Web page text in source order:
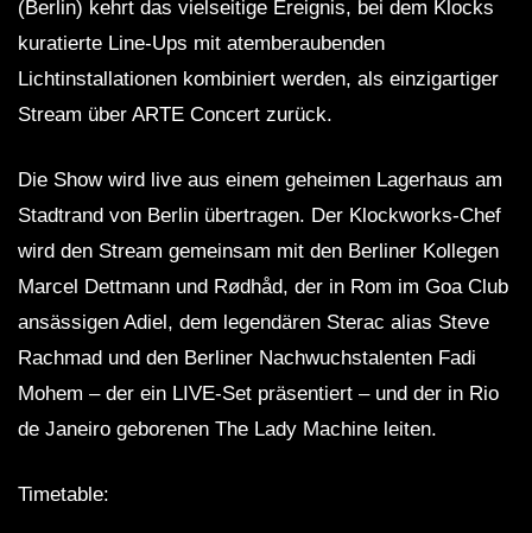
(Berlin) kehrt das vielseitige Ereignis, bei dem Klocks
kuratierte Line-Ups mit atemberaubenden
Lichtinstallationen kombiniert werden, als einzigartiger
Stream über ARTE Concert zurück.
Die Show wird live aus einem geheimen Lagerhaus am
Stadtrand von Berlin übertragen. Der Klockworks-Chef
wird den Stream gemeinsam mit den Berliner Kollegen
Marcel Dettmann und Rødhåd, der in Rom im Goa Club
ansässigen Adiel, dem legendären Sterac alias Steve
Rachmad und den Berliner Nachwuchstalenten Fadi
Mohem – der ein LIVE-Set präsentiert – und der in Rio
de Janeiro geborenen The Lady Machine leiten.
Timetable: